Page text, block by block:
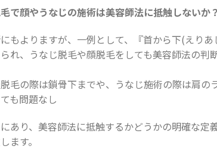
で顔やうなじの施術は美容師法に抵触しないか？
もよりますが、一例として、『首から下(えりあ
れ、 うなじ脱毛や顔脱毛をしても美容師法の判
毛の際は鎖骨下までや、 うなじ施術の際は肩の
も問題なし
あり、美容師法に抵触するかどうかの明確な定
ます。